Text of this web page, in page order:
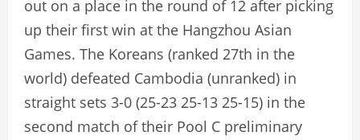
out on a place in the round of 12 after picking
up their first win at the Hangzhou Asian
Games. The Koreans (ranked 27th in the
world) defeated Cambodia (unranked) in
straight sets 3-0 (25-23 25-13 25-15) in the
second match of their Pool C preliminary